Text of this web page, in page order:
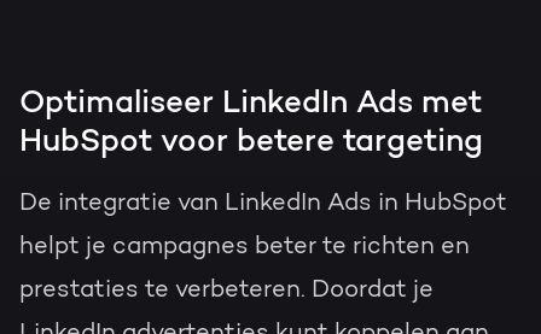
Optimaliseer LinkedIn Ads met
HubSpot voor betere targeting
De integratie van LinkedIn Ads in HubSpot
helpt je campagnes beter te richten en
prestaties te verbeteren. Doordat je